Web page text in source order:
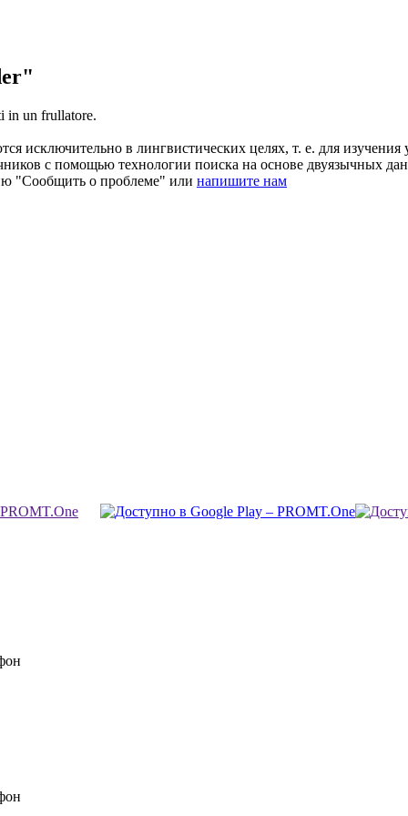
in un frullatore.
исключительно в лингвистических целях, т. е. для
с помощью технологии поиска на основе двуязычных
"Сообщить о проблеме" или напишите нам